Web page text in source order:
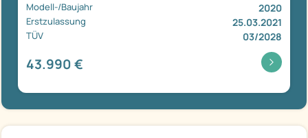
Modell-/Baujahr 2020
Erstzulassung 25.03.2021
TÜV 03/2028
43.990 €